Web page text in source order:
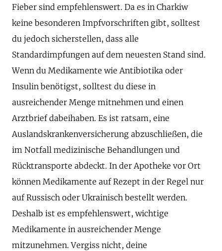
Fieber sind empfehlenswert. Da es in Charkiw
keine besonderen Impfvorschriften gibt, solltest
du jedoch sicherstellen, dass alle
Standardimpfungen auf dem neuesten Stand sind.
Wenn du Medikamente wie Antibiotika oder
Insulin benötigst, solltest du diese in
ausreichender Menge mitnehmen und einen
Arztbrief dabeihaben. Es ist ratsam, eine
Auslandskrankenversicherung abzuschließen, die
im Notfall medizinische Behandlungen und
Rücktransporte abdeckt. In der Apotheke vor Ort
können Medikamente auf Rezept in der Regel nur
auf Russisch oder Ukrainisch bestellt werden.
Deshalb ist es empfehlenswert, wichtige
Medikamente in ausreichender Menge
mitzunehmen. Vergiss nicht, deine